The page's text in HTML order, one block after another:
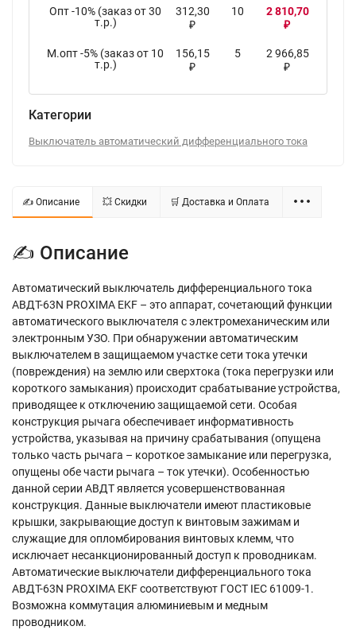
Опт -10% (заказ от 30
т.р.)
312,30
₽
10 2 810,70
₽
М.опт -5% (заказ от 10
т.р.)
156,15
₽
5 2 966,85
₽
Категории
Выключатель автоматический дифференциального тока
✍ Описание 💥 Скидки 🛒 Доставка и Оплата
✍ Описание
Автоматический выключатель дифференциального тока
АВДТ-63N PROXIMA EKF – это аппарат, сочетающий функции
автоматического выключателя с электромеханическим или
электронным УЗО. При обнаружении автоматическим
выключателем в защищаемом участке сети тока утечки
(повреждения) на землю или сверхтока (тока перегрузки или
короткого замыкания) происходит срабатывание устройства,
приводящее к отключению защищаемой сети. Особая
конструкция рычага обеспечивает информативность
устройства, указывая на причину срабатывания (опущена
только часть рычага – короткое замыкание или перегрузка,
опущены обе части рычага – ток утечки). Особенностью
данной серии АВДТ является усовершенствованная
конструкция. Данные выключатели имеют пластиковые
крышки, закрывающие доступ к винтовым зажимам и
служащие для опломбирования винтовых клемм, что
исключает несанкционированный доступ к проводникам.
Автоматические выключатели дифференциального тока
АВДТ-63N PROXIMA EKF соответствуют ГОСТ IEC 61009-1.
Возможна коммутация алюминиевым и медным
проводником.